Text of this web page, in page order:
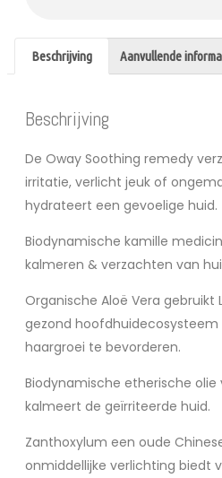
Beschrijving Aanvullende
Beschrijving
De Oway Soothing remedy
irritatie, verlicht jeuk of
hydrateert een gevoelige huid.
Biodynamische kamille
kalmeren & verzachten van
Organische Aloë Vera gebruikt
gezond
haargroei te bevorderen.
Biodynamische etherische olie
kalmeert de geïrriteerde huid.
Zanthoxylum een oude
onmiddellijke verlichting biedt